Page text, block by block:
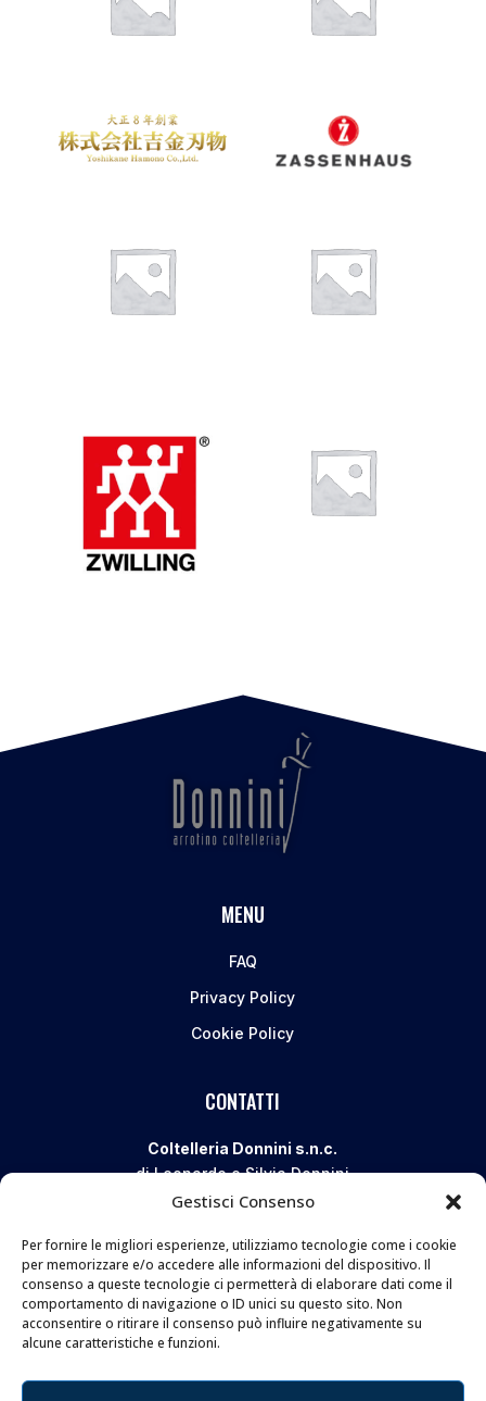
Gestisci Consenso
Per fornire le migliori esperienze, utilizziamo tecnologie come i cookie
per memorizzare e/o accedere alle informazioni del dispositivo. Il
consenso a queste tecnologie ci permetterà di elaborare dati come il
comportamento di navigazione o ID unici su questo sito. Non
acconsentire o ritirare il consenso può influire negativamente su
alcune caratteristiche e funzioni.
MENU
FAQ
Privacy Policy
Cookie Policy
CONTATTI
Coltelleria Donnini s.n.c.
di Leonardo e Silvia Donnini
Via Giovanni Lanza, 70 – 50136 FIRENZE
Telefono e WhatsApp:055 661 438
Email: info@donninicoltelleria.it
FOLLOW